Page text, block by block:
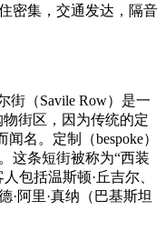
密集，交通发达，隔音
街（Savile Row）是一
街区，因为传统的定
名。定制（bespoke）
这条短街被称为“西装
包括温斯顿·丘吉尔、
·阿里·真纳（巴基斯坦